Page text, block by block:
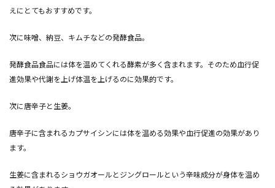
えにとてもおすすめです。
次に味噌、納豆、キムチなどの発酵食品。
発酵食品食品には体を温めてくれる酵素が多く含まれます。そのため血行促
進効果や代謝を上げ体温を上げるのに効果的です。
次に唐辛子と生姜。
唐辛子に含まれるカプサイシンには体を温める効果や血行促進の効果があり
ます。
生姜に含まれるショウガオールとジングロールという辛味成分が身体を温め